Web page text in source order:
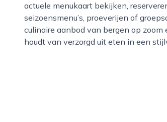
actuele menukaart bekijken,
seizoensmenu’s, proeverijen of
culinaire aanbod van bergen op
houdt van verzorgd uit eten in een